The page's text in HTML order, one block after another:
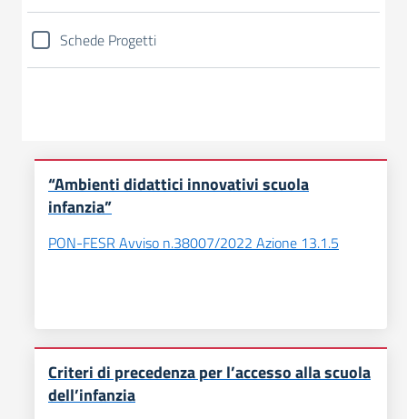
Schede Progetti
“Ambienti didattici innovativi scuola
infanzia”
PON-FESR Avviso n.38007/2022 Azione 13.1.5
Criteri di precedenza per l’accesso alla scuola
dell’infanzia